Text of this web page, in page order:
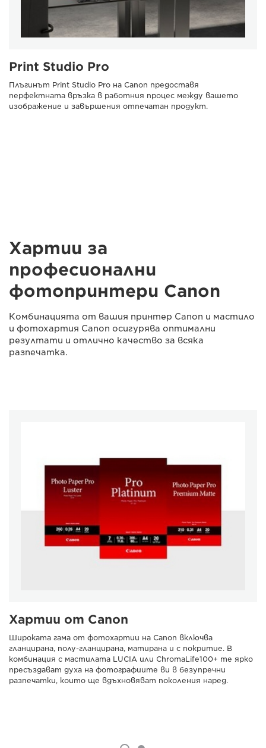
Print Studio Pro
Плъгинът Print Studio Pro на Canon предоставя
перфектната връзка в работния процес между вашето
изображение и завършения отпечатан продукт.
Хартии за
професионални
фотопринтери Canon
Комбинацията от вашия принтер Canon и мастило
и фотохартия Canon осигурява оптимални
резултати и отлично качество за всяка
разпечатка.
Хартии от Canon
Широката гама от фотохартии на Canon включва
гланцирана, полу-гланцирана, матирана и с покритие. В
комбинация с мастилата LUCIA или ChromaLife100+ те ярко
пресъздават духа на фотографиите ви в безупречни
разпечатки, които ще вдъхновяват поколения наред.